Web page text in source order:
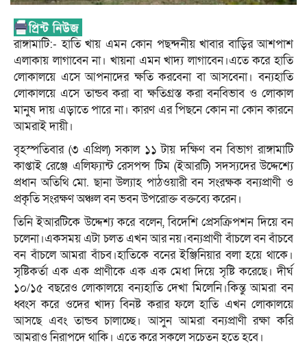
রাঙ্গামাটি:- হাতি খায় এমন কোন পছন্দনীয় খাবার বাড়ির আশপাশ
এলাকায় লাগাবেন না। খায়না এমন খাদ্য লাগাবেন।এতে করে হাতি
লোকালয়ে এসে আপনাদের ক্ষতি করবেনা বা আসবেনা। বন্যহাতি
লোকালয়ে এসে তান্ডব করা বা ক্ষতিগ্রস্ত করা বনবিভাব ও লোকাল
মানুষ দায় এড়াতে পারে না। কারণ এর পিছনে কোন না কোন কারনে
আমরাই দায়ী।
বৃহস্পতিবার (৩ এপ্রিল) সকাল ১১ টায় দক্ষিণ বন বিভাগ রাঙ্গামাটি
কাপ্তাই রেঞ্জে এলিফ্যান্ট রেসপন্স টিম (ইআরটি) সদস্যদের উদ্দেশ্যে
প্রধান অতিথি মো. ছানা উল্যাহ পাঠওয়ারী বন সংরক্ষক বন্যপ্রাণী ও
প্রকৃতি সংরক্ষণ অঞ্চল বন ভবন উপরোক্ত বক্তব্যে করেন।
তিনি ইআরটিকে উদ্দেশ্য করে বলেন, বিদেশি প্রেসক্রিপশন দিয়ে বন
চলেনা।একসময় এটা চলত এখন আর নয়।বন্যপ্রাণী বাঁচলে বন বাঁচবে
বন বাঁচলে আমরা বাঁচব।হাতিকে বনের ইঞ্জিনিয়ার বলা হয়ে থাকে।
সৃষ্টিকর্তা এক এক প্রাণীকে এক এক মেধা দিয়ে সৃষ্টি করেছে। দীর্ঘ
১০/১৫ বছরেও লোকালয়ে বন্যহাতি দেখা মিলেনি।কিন্তু আমরা বন
ধ্বংস করে ওদের খাদ্য বিনষ্ট করার ফলে হাতি এখন লোকালয়ে
আসছে এবং তান্ডব চালাচ্ছে। আসুন আমরা বন্যপ্রাণী রক্ষা করি
আমরাও নিরাপদে থাকি। এতে করে সকলে সচেতন হতে হবে।